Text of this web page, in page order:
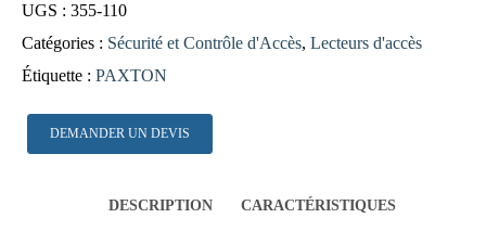
UGS : 355-110
Catégories : Sécurité et Contrôle d'Accès, Lecteurs d'accès
Étiquette : PAXTON
DEMANDER UN DEVIS
DESCRIPTION CARACTÉRISTIQUES